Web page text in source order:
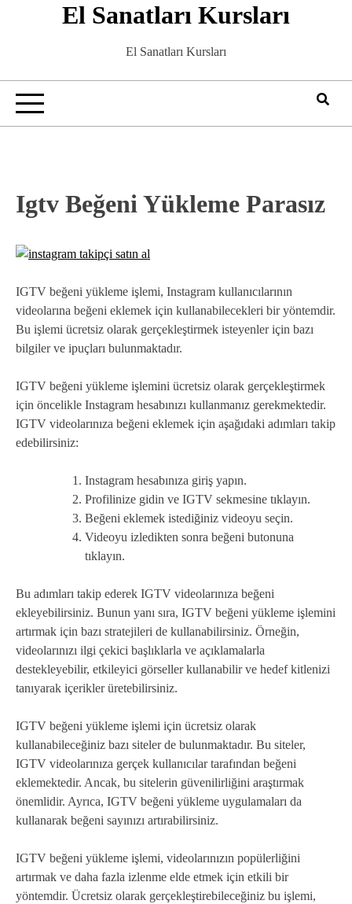
El Sanatları Kursları
El Sanatları Kursları
Igtv Beğeni Yükleme Parasız
IGTV beğeni yükleme işlemi, Instagram kullanıcılarının
videolarına beğeni eklemek için kullanabilecekleri bir yöntemdir.
Bu işlemi ücretsiz olarak gerçekleştirmek isteyenler için bazı
bilgiler ve ipuçları bulunmaktadır.
IGTV beğeni yükleme işlemini ücretsiz olarak gerçekleştirmek
için öncelikle Instagram hesabınızı kullanmanız gerekmektedir.
IGTV videolarınıza beğeni eklemek için aşağıdaki adımları takip
edebilirsiniz:
Instagram hesabınıza giriş yapın.
Profilinize gidin ve IGTV sekmesine tıklayın.
Beğeni eklemek istediğiniz videoyu seçin.
Videoyu izledikten sonra beğeni butonuna
tıklayın.
Bu adımları takip ederek IGTV videolarınıza beğeni
ekleyebilirsiniz. Bunun yanı sıra, IGTV beğeni yükleme işlemini
artırmak için bazı stratejileri de kullanabilirsiniz. Örneğin,
videolarınızı ilgi çekici başlıklarla ve açıklamalarla
destekleyebilir, etkileyici görseller kullanabilir ve hedef kitlenizi
tanıyarak içerikler üretebilirsiniz.
IGTV beğeni yükleme işlemi için ücretsiz olarak
kullanabileceğiniz bazı siteler de bulunmaktadır. Bu siteler,
IGTV videolarınıza gerçek kullanıcılar tarafından beğeni
eklemektedir. Ancak, bu sitelerin güvenilirliğini araştırmak
önemlidir. Ayrıca, IGTV beğeni yükleme uygulamaları da
kullanarak beğeni sayınızı artırabilirsiniz.
IGTV beğeni yükleme işlemi, videolarınızın popülerliğini
artırmak ve daha fazla izlenme elde etmek için etkili bir
yöntemdir. Ücretsiz olarak gerçekleştirebileceğiniz bu işlemi,